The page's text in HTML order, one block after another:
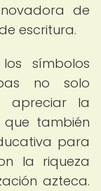
de
escritura.
símbolos
no solo
apreciar la
que también
para
la riqueza
azteca.